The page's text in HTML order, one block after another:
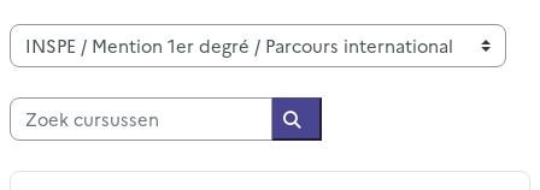
Cursuscategorieën
Zoek cursussen
Zoek cursussen